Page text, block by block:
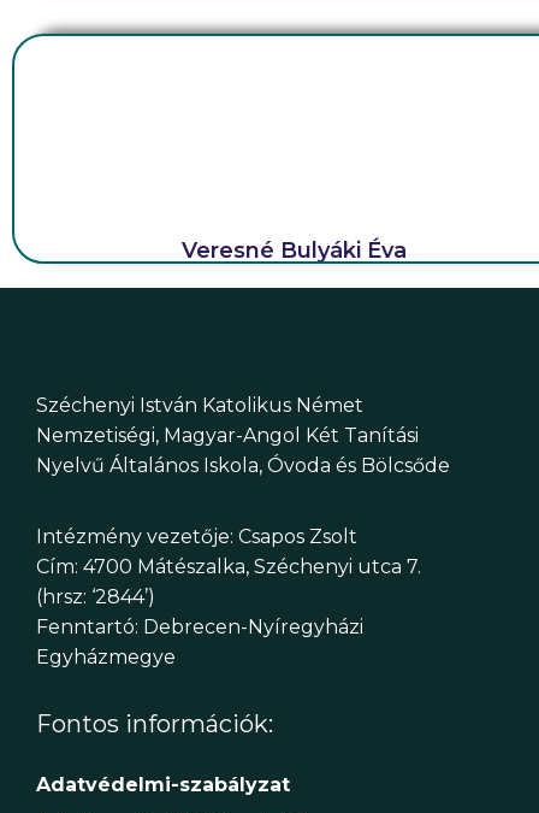
Veresné Bulyáki Éva
Széchenyi István Katolikus Német
Nemzetiségi, Magyar-Angol Két Tanítási
Nyelvű Általános Iskola, Óvoda és Bölcsőde
Intézmény vezetője: Csapos Zsolt
Cím: 4700 Mátészalka, Széchenyi utca 7.
(hrsz: ‘2844’)
Fenntartó: Debrecen-Nyíregyházi
Egyházmegye
Fontos információk:
Adatvédelmi-szabályzat